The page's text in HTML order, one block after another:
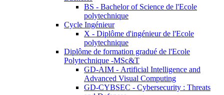
BS - Bachelor of Science de l'Ecole
polytechnique
Cycle Ingénieur
X - Diplôme d'ingénieur de l'Ecole
polytechnique
Diplôme de formation gradué de l'Ecole
Polytechnique -MSc&T
GD-AIM - Artificial Intelligence and
Advanced Visual Computing
GD-CYBSEC - Cybersecurity : Threats